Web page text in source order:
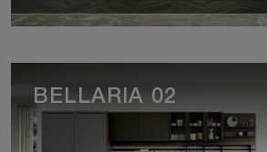
BELLARIA 02